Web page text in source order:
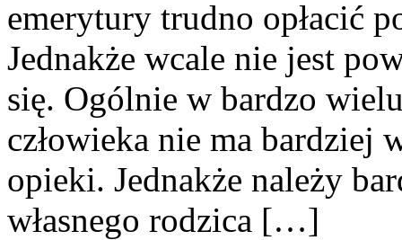
emerytury trudno opłacić
Jednakże wcale nie jest
się. Ogólnie w bardzo
człowieka nie ma bardziej
opieki. Jednakże należy
własnego rodzica […]